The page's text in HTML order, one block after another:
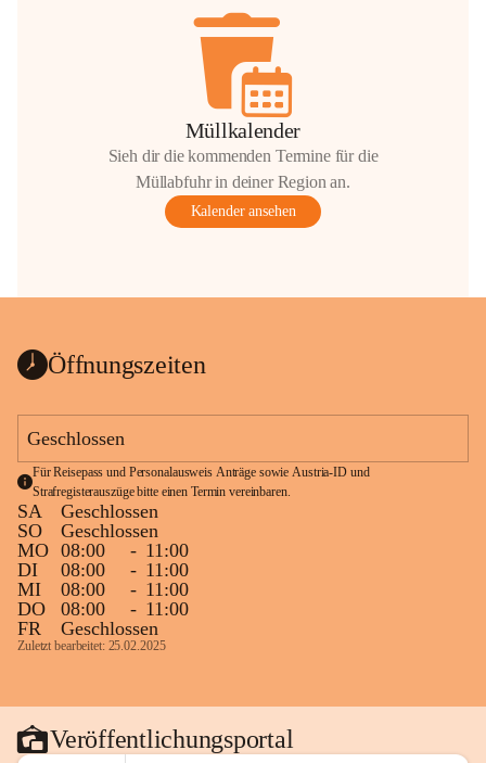
Müllkalender
Sieh dir die kommenden Termine für die
Müllabfuhr in deiner Region an.
Kalender ansehen
Öffnungszeiten
Geschlossen
Für Reisepass und Personalausweis Anträge sowie Austria-ID und
Strafregisterauszüge bitte einen Termin vereinbaren.
SA
Geschlossen
SO
Geschlossen
MO 08:00 - 11:00
DI
08:00 - 11:00
MI
08:00 - 11:00
DO
08:00 - 11:00
FR
Geschlossen
Zuletzt bearbeitet: 25.02.2025
Veröffentlichungsportal